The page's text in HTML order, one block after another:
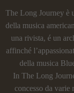
The Long Journey è
della musica
una rivista, é un
affinché
della musica
In The Long
concesso da